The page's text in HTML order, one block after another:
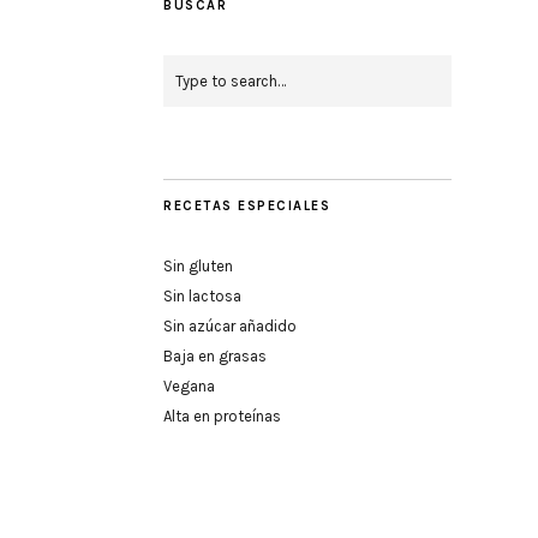
BUSCAR
RECETAS ESPECIALES
Sin gluten
Sin lactosa
Sin azúcar añadido
Baja en grasas
Vegana
Alta en proteínas